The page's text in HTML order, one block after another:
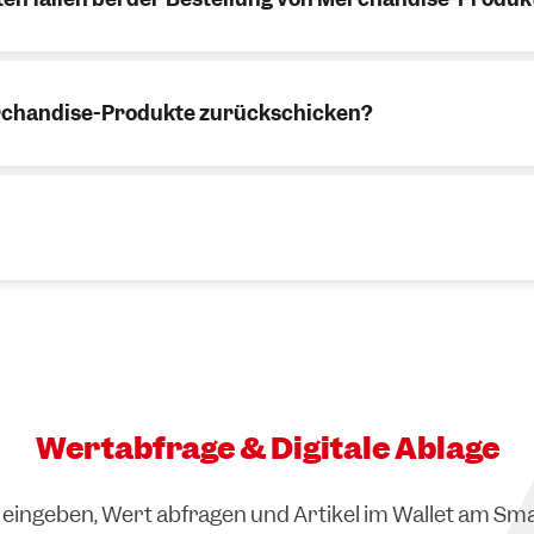
an, in Deutschland €8,00. Bei einer
Produkte zurückschicken?
Wertabfrage & Digitale Ablage
Wert abfragen und Artikel im Wallet am